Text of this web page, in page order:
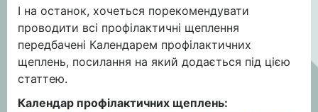
І на останок, хочеться порекомендувати
проводити всі профілактичні щеплення
передбачені Календарем профілактичних
щеплень, посилання на який додається під цією
статтею.
Календар профілактичних щеплень: